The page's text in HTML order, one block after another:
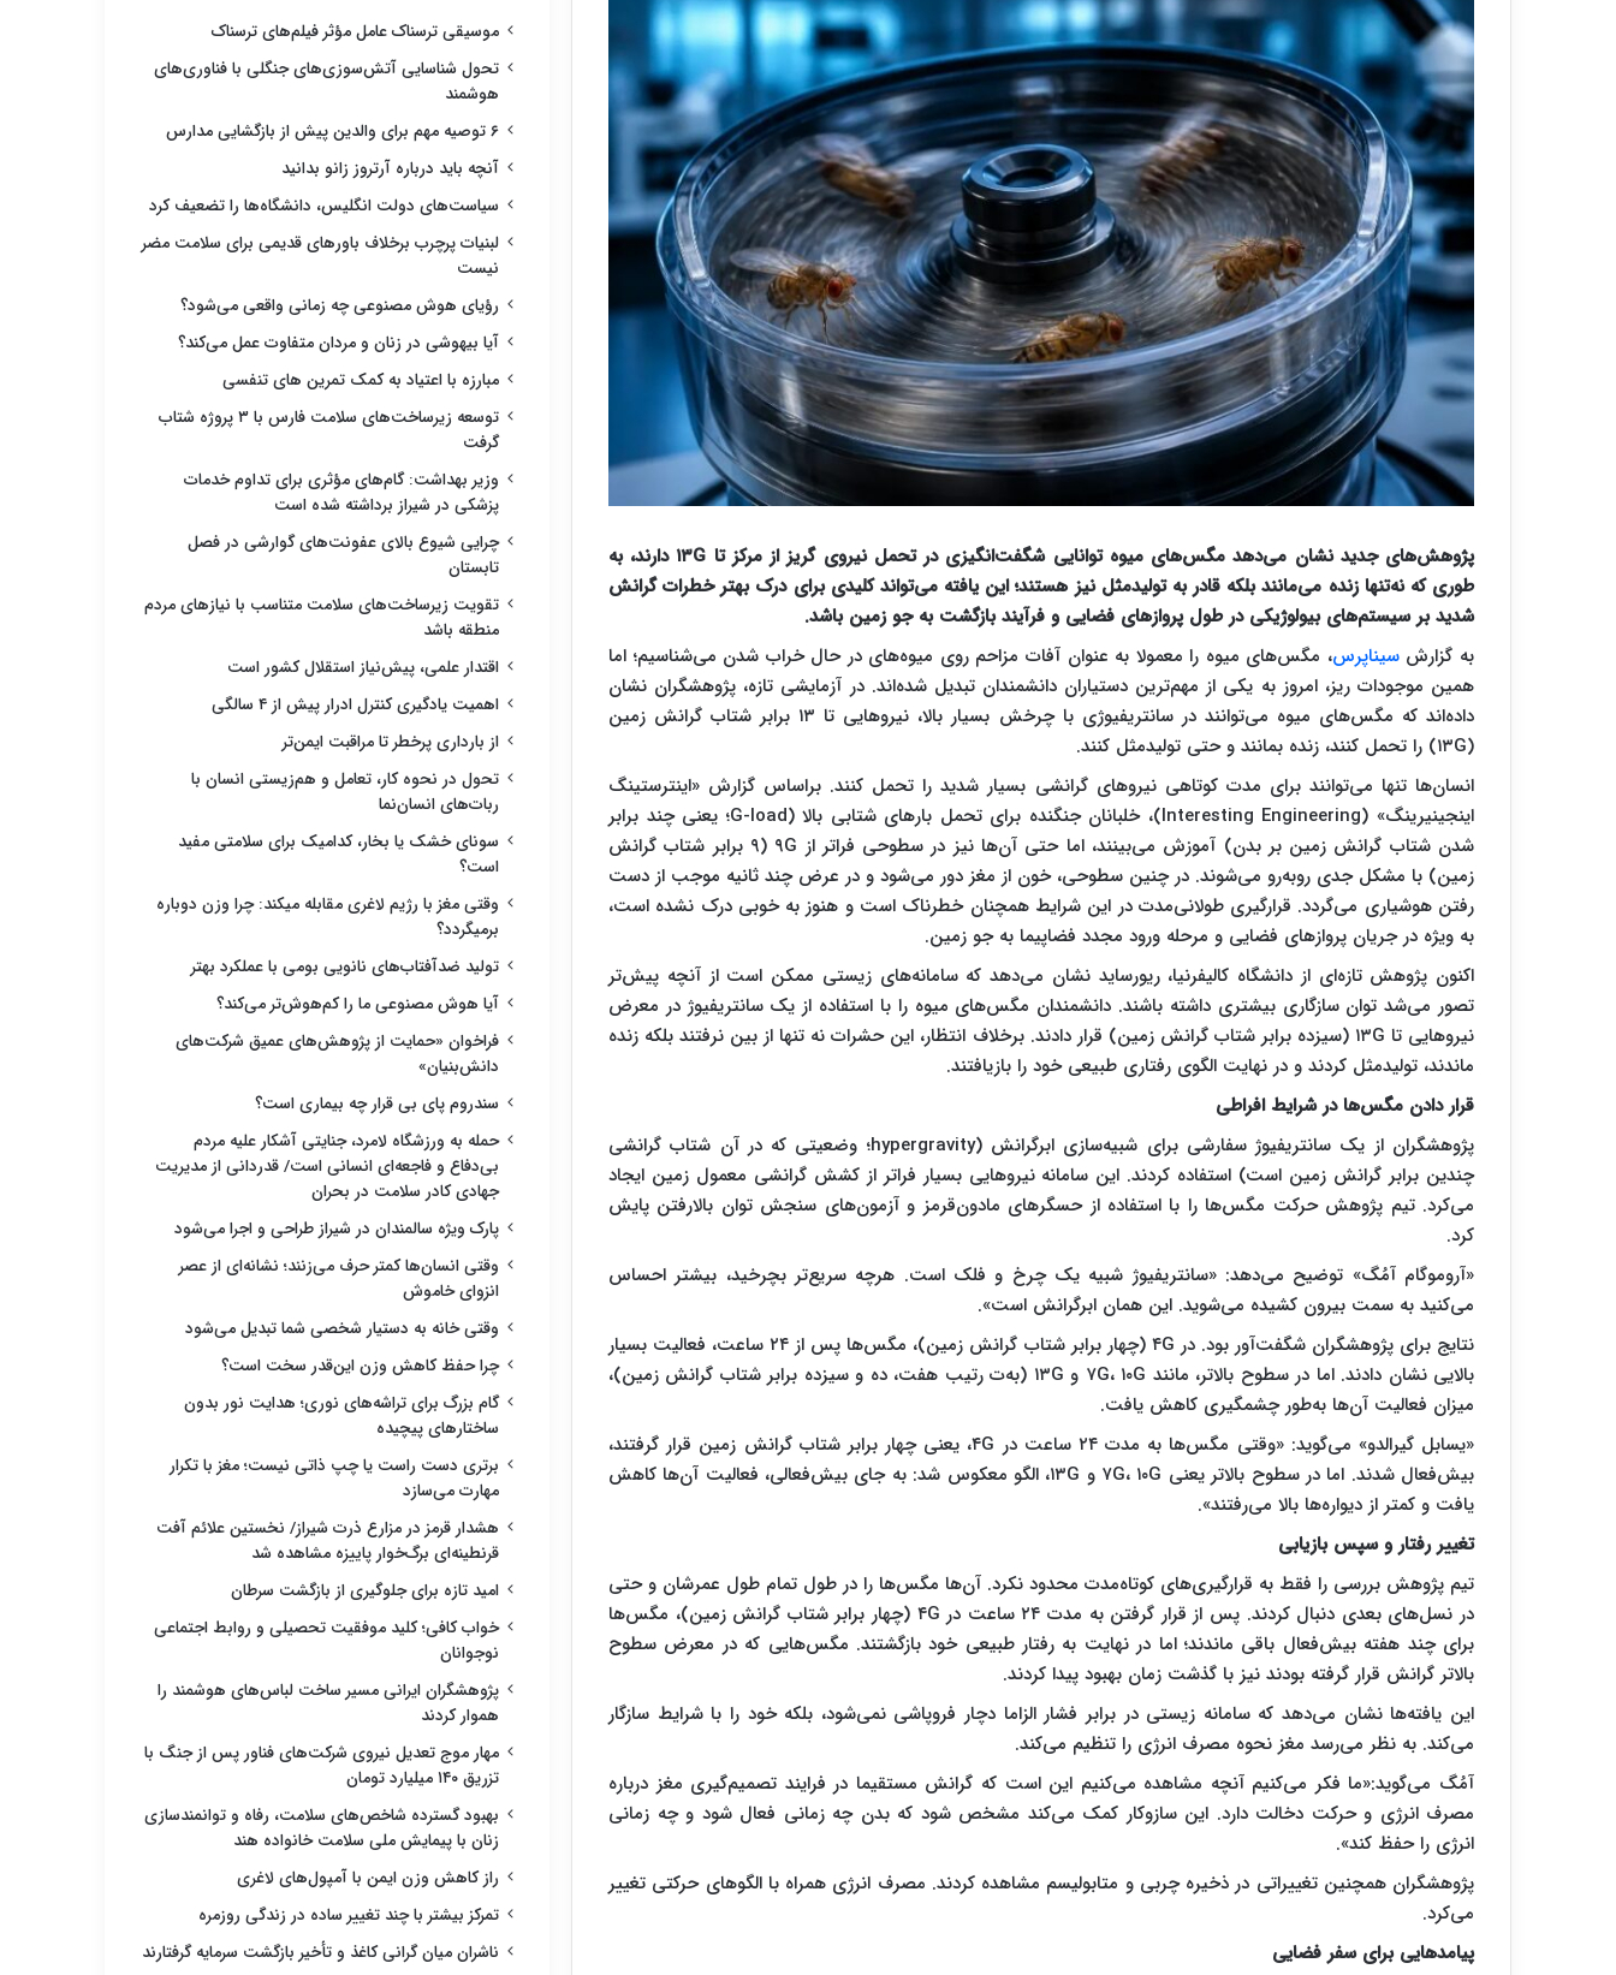
پژوهش‌های جدید نشان می‌دهد مگس‌های میوه توانایی شگفت‌انگیزی در تحمل نیروی گریز از مرکز تا ۱۳G دارند، به
طوری که نه‌تنها زنده می‌مانند بلکه قادر به تولیدمثل نیز هستند؛ این یافته می‌تواند کلیدی برای درک بهتر خطرات گرانش
شدید بر سیستم‌های بیولوژیکی در طول پروازهای فضایی و فرآیند بازگشت به جو زمین باشد.
به گزارشسیناپرس، مگس‌های میوه را معمولا به‌ عنوان آفات مزاحم روی میوه‌های در حال خراب شدن می‌شناسیم؛ اما
همین موجودات ریز، امروز به یکی از مهم‌ترین دستیاران دانشمندان تبدیل شده‌اند. در آزمایشی تازه، پژوهشگران نشان
داده‌اند که مگس‌های میوه می‌توانند در سانتریفیوژی با چرخش بسیار بالا، نیروهایی تا ۱۳ برابر شتاب گرانش زمین
(۱۳G) را تحمل کنند، زنده بمانند و حتی تولیدمثل کنند.
انسان‌ها تنها می‌توانند برای مدت کوتاهی نیروهای گرانشی بسیار شدید را تحمل کنند. براساس گزارش «اینترستینگ
اینجینیرینگ» (Interesting Engineering)، خلبانان جنگنده برای تحمل بارهای شتابی بالا (G‑load؛ یعنی چند برابر
شدن شتاب گرانش زمین بر بدن) آموزش می‌بینند، اما حتی آن‌ها نیز در سطوحی فراتر از ۹G (۹ برابر شتاب گرانش
زمین) با مشکل جدی روبه‌رو می‌شوند. در چنین سطوحی، خون از مغز دور می‌شود و در عرض چند ثانیه موجب از دست
رفتن هوشیاری می‌گردد. قرارگیری طولانی‌مدت در این شرایط همچنان خطرناک است و هنوز به‌ خوبی درک نشده است،
به ‌ویژه در جریان پروازهای فضایی و مرحله ورود مجدد فضاپیما به جو زمین.
اکنون پژوهش تازه‌ای از دانشگاه کالیفرنیا، ریورساید نشان می‌دهد که سامانه‌های زیستی ممکن است از آنچه پیش‌تر
تصور می‌شد توان سازگاری بیشتری داشته باشند. دانشمندان مگس‌های میوه را با استفاده از یک سانتریفیوژ در معرض
نیروهایی تا ۱۳G (سیزده برابر شتاب گرانش زمین) قرار دادند. برخلاف انتظار، این حشرات نه ‌تنها از بین نرفتند بلکه زنده
ماندند، تولیدمثل کردند و در نهایت الگوی رفتاری طبیعی خود را بازیافتند.
قرار دادن مگس‌ها در شرایط افراطی
پژوهشگران از یک سانتریفیوژ سفارشی برای شبیه‌سازی ابرگرانش (hypergravity؛ وضعیتی که در آن شتاب گرانشی
چندین برابر گرانش زمین است) استفاده کردند. این سامانه نیروهایی بسیار فراتر از کشش گرانشی معمول زمین ایجاد
می‌کرد. تیم پژوهش حرکت مگس‌ها را با استفاده از حسگرهای مادون‌قرمز و آزمون‌های سنجش توان بالارفتن پایش
کرد.
«آروموگام آمُگ» توضیح می‌دهد: «سانتریفیوژ شبیه یک چرخ‌ و فلک است. هرچه سریع‌تر بچرخید، بیشتر احساس
می‌کنید به سمت بیرون کشیده می‌شوید. این همان ابرگرانش است».
نتایج برای پژوهشگران شگفت‌آور بود. در ۴G (چهار برابر شتاب گرانش زمین)، مگس‌ها پس از ۲۴ ساعت، فعالیت بسیار
بالایی نشان دادند. اما در سطوح بالاتر، مانند ۷G، ۱۰G و ۱۳G (به‌ت رتیب هفت، ده و سیزده برابر شتاب گرانش زمین)،
میزان فعالیت آن‌ها به‌طور چشمگیری کاهش یافت.
«یسابل گیرالدو» می‌گوید: «وقتی مگس‌ها به ‌مدت ۲۴ ساعت در ۴G، یعنی چهار برابر شتاب گرانش زمین قرار گرفتند،
بیش‌فعال شدند. اما در سطوح بالاتر یعنی ۷G، ۱۰G و ۱۳G، الگو معکوس شد: به ‌جای بیش‌فعالی، فعالیت آن‌ها کاهش
یافت و کمتر از دیواره‌ها بالا می‌رفتند».
تغییر رفتار و سپس بازیابی
تیم پژوهش بررسی را فقط به قرارگیری‌های کوتاه‌مدت محدود نکرد. آن‌ها مگس‌ها را در طول تمام طول عمرشان و حتی
در نسل‌های بعدی دنبال کردند. پس از قرار گرفتن به ‌مدت ۲۴ ساعت در ۴G (چهار برابر شتاب گرانش زمین)، مگس‌ها
برای چند هفته بیش‌فعال باقی ماندند؛ اما در نهایت به رفتار طبیعی خود بازگشتند. مگس‌هایی که در معرض سطوح
بالاتر گرانش قرار گرفته بودند نیز با گذشت زمان بهبود پیدا کردند.
این یافته‌ها نشان می‌دهد که سامانه زیستی در برابر فشار الزاما دچار فروپاشی نمی‌شود، بلکه خود را با شرایط سازگار
می‌کند. به نظر می‌رسد مغز نحوه مصرف انرژی را تنظیم می‌کند.
آمُگ می‌گوید:«ما فکر می‌کنیم آنچه مشاهده می‌کنیم این است که گرانش مستقیما در فرایند تصمیم‌گیری مغز درباره
مصرف انرژی و حرکت دخالت دارد. این سازوکار کمک می‌کند مشخص شود که بدن چه زمانی فعال شود و چه زمانی
انرژی را حفظ کند».
پژوهشگران همچنین تغییراتی در ذخیره چربی و متابولیسم مشاهده کردند. مصرف انرژی همراه با الگوهای حرکتی تغییر
می‌کرد.
پیامدهایی برای سفر فضایی
موسیقی ترسناک عامل مؤثر فیلم‌های ترسناک
تحول شناسایی آتش‌سوزی‌های جنگلی با فناوری‌های
هوشمند
۶ توصیه مهم برای والدین پیش از بازگشایی مدارس
آنچه باید درباره آرتروز زانو بدانید
سیاست‌های دولت انگلیس، دانشگاه‌ها را تضعیف کرد
لبنیات پرچرب برخلاف باورهای قدیمی برای سلامت مضر
نیست
رؤیای هوش مصنوعی چه زمانی واقعی می‌شود؟
آیا بیهوشی در زنان و مردان متفاوت عمل می‌کند؟
مبارزه با اعتیاد به کمک تمرین های تنفسی
توسعه زیرساخت‌های سلامت فارس با ۳ پروژه شتاب
گرفت
وزیر بهداشت: گام‌های مؤثری برای تداوم خدمات
پزشکی در شیراز برداشته شده است
چرایی شیوع بالای عفونت‌های گوارشی در فصل
تابستان
تقویت زیرساخت‌های سلامت متناسب با نیازهای مردم
منطقه باشد
اقتدار علمی، پیش‌نیاز استقلال کشور است
اهمیت یادگیری کنترل ادرار پیش از ۴ سالگی
از بارداری پرخطر تا مراقبت ایمن‌تر
تحول در نحوه کار، تعامل و هم‌زیستی انسان با
ربات‌های انسان‌نما
سونای خشک یا بخار، کدامیک برای سلامتی مفید
است؟
وقتی مغز با رژیم لاغری مقابله میکند: چرا وزن دوباره
برمیگردد؟
تولید ضدآفتاب‌های نانویی بومی با عملکرد بهتر
آیا هوش مصنوعی ما را کم‌هوش‌تر می‌کند؟
فراخوان «حمایت از پژوهش‌های عمیق شرکت‌های
دانش‌بنیان»
سندروم پای بی قرار چه بیماری است؟
حمله به ورزشگاه لامرد، جنایتی آشکار علیه مردم
بی‌دفاع و فاجعه‌ای انسانی است/ قدردانی از مدیریت
جهادی کادر سلامت در بحران
پارک ویژه سالمندان در شیراز طراحی و اجرا می‌شود
وقتی انسان‌ها کمتر حرف می‌زنند؛ نشانه‌ای از عصر
انزوای خاموش
وقتی خانه به دستیار شخصی شما تبدیل می‌شود
چرا حفظ کاهش وزن این‌قدر سخت است؟
گام بزرگ برای تراشه‌های نوری؛ هدایت نور بدون
ساختارهای پیچیده
برتری دست راست یا چپ ذاتی نیست؛ مغز با تکرار
مهارت می‌سازد
هشدار قرمز در مزارع ذرت شیراز/ نخستین علائم آفت
قرنطینه‌ای برگ‌خوار پاییزه مشاهده شد
امید تازه برای جلوگیری از بازگشت سرطان
خواب کافی؛ کلید موفقیت تحصیلی و روابط اجتماعی
نوجوانان
پژوهشگران ایرانی مسیر ساخت لباس‌های هوشمند را
هموار کردند
مهار موج تعدیل نیروی شرکت‌های فناور پس از جنگ با
تزریق ۱۴۰ میلیارد تومان
بهبود گسترده شاخص‌های سلامت، رفاه و توانمندسازی
زنان با پیمایش ملی سلامت خانواده هند
راز کاهش وزن ایمن با آمپول‌های لاغری
تمرکز بیشتر با چند تغییر ساده در زندگی روزمره
ناشران میان گرانی کاغذ و تأخیر بازگشت سرمایه گرفتارند